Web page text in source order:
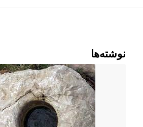
نوشته‌ها